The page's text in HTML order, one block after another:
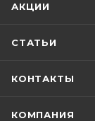
АКЦИИ
СТАТЬИ
КОНТАКТЫ
КОМПАНИЯ